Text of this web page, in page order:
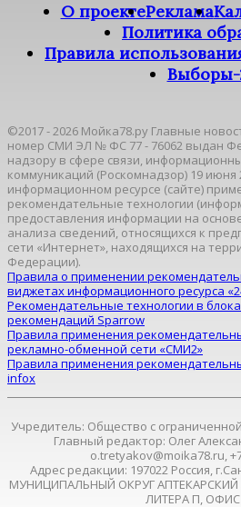
О проектеРеклама
Политика
Правила
Выборы-
©2017 - 2026 Мойка78.ру Главные
номер СМИ ЭЛ № ФС 77 - 76062 выдан
надзору в сфере связи,
коммуникаций (Роскомнадзор) 19 июня
информационном ресурсе (сайте)
рекомендательные технологии
предоставления информации на
анализа сведений, относящихся к
сети «Интернет», находящихся на
Федерации).
Правила о применении
виджетах информационного ресурса
Рекомендательные технологии в
рекомендаций Sparrow
Правила применения
рекламно-обменной сети «СМИ2»
Правила применения
infox
Учредитель: Общество с
Главный редактор: Олег
o.tretyakov@moika78.ru,
Адрес редакции: 197022 Россия,
МУНИЦИПАЛЬНЫЙ ОКРУГ АПТЕКАРСКИЙ
ЛИТЕРА П, ОФИС